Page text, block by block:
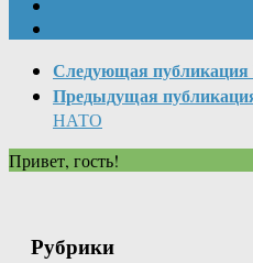
Следующая публикация
Предыдущая
НАТО
Привет, гость!
Рубрики